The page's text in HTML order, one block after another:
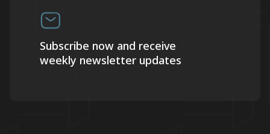
Subscribe now and receive
weekly newsletter updates